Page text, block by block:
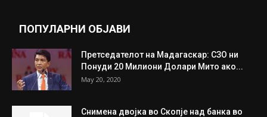
ПОПУЛАРНИ ОБЈАВИ
Претседателот на Мадагаскар: СЗО ни
Понуди 20 Милиони Долари Мито ако...
May 20, 2020
Снимена двојка во Скопје над банка во